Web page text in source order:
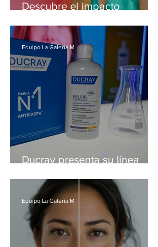
Descubre el impacto
Ducray presenta su línea
la Consciencia
Equipo La Galería M
Equipo La Galería M